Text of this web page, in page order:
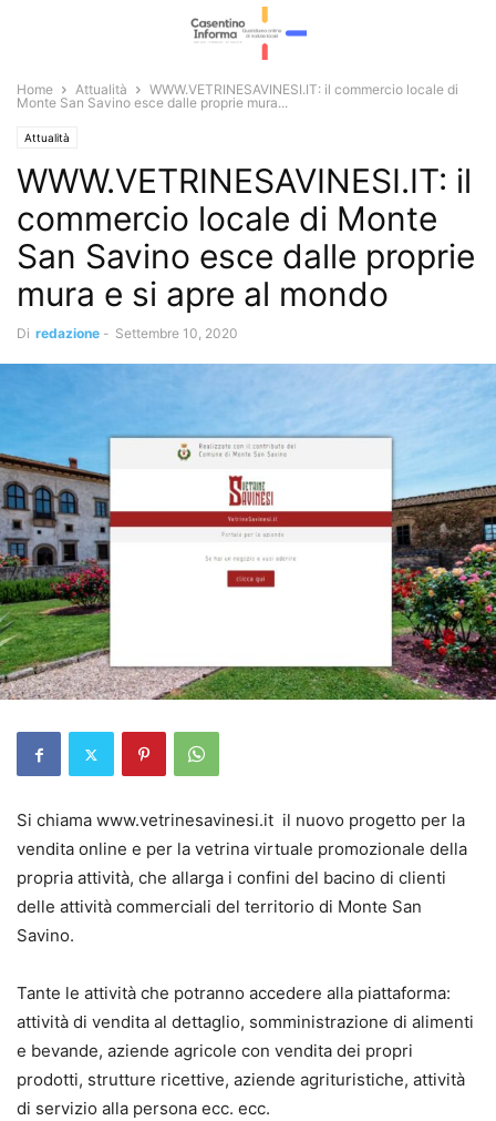
Home Attualità
WWW.VETRINESAVINESI.IT: il commercio locale di
Monte San Savino esce dalle proprie mura...
Attualità
WWW.VETRINESAVINESI.IT: il
commercio locale di Monte
San Savino esce dalle proprie
mura e si apre al mondo
Di redazione - Settembre 10, 2020
Si chiama www.vetrinesavinesi.it il nuovo progetto per la
vendita online e per la vetrina virtuale promozionale della
propria attività, che allarga i confini del bacino di clienti
delle attività commerciali del territorio di Monte San
Savino.
Tante le attività che potranno accedere alla piattaforma:
attività di vendita al dettaglio, somministrazione di alimenti
e bevande, aziende agricole con vendita dei propri
prodotti, strutture ricettive, aziende agrituristiche, attività
di servizio alla persona ecc. ecc.